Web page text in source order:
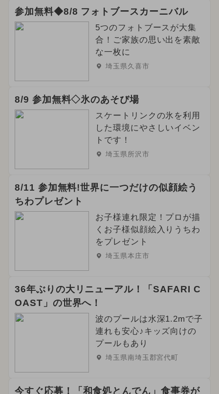
参加無料◆8/8 フォトブースカーニバル
5つのフォトブースが大集
合！ご家族の思い出を素敵
な一枚に
埼玉県久喜市
8/9 参加無料◇氷のあそび場
スケートリンクの氷を利用
した環境にやさしいイベン
トです！
埼玉県所沢市
8/11 参加無料!世界に一つだけの似顔絵う
ちわプレゼント
お子様連れ限定！プロが描
くお子様似顔絵入りうちわ
をプレゼント
埼玉県本庄市
36年ぶりの大リニューアル！「SAFARI C
OAST」の世界へ！
波のプールは水深1.2mで子
連れも安心♪キッズ向けの
プールもあり
埼玉県南埼玉郡宮代町
今すぐ応募！「和食処とんでん」食事券が